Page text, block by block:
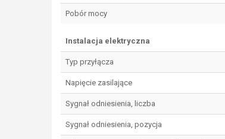
Pobór mocy
Instalacja elektryczna
Typ przyłącza
Napięcie zasilające
Sygnał odniesienia, liczba
Sygnał odniesienia, pozycja